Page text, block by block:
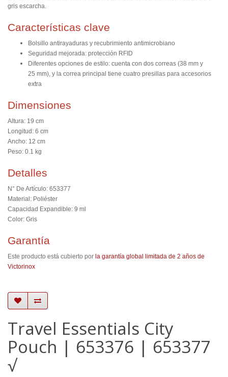
gris escarcha.
Características clave
Bolsillo antirayaduras y recubrimiento antimicrobiano
Seguridad mejorada: protección RFID
Diferentes opciones de estilo: cuenta con dos correas (38 mm y
25 mm), y la correa principal tiene cuatro presillas para accesorios
extra
Dimensiones
Altura: 19 cm
Longitud: 6 cm
Ancho: 12 cm
Peso: 0.1 kg
Detalles
N° De Artículo: 653377
Material: Poliéster
Capacidad Expandible: 9 ml
Color: Gris
Garantía
Este producto está cubierto por la garantía global limitada de 2 años de
Victorinox
Travel Essentials City
Pouch | 653376 | 653377
√